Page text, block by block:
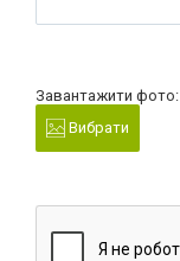
Завантажити фото:
Вибрати